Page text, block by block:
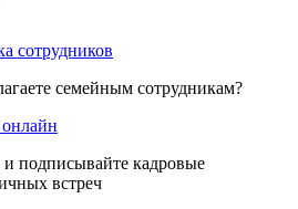
сотрудников
семейным сотрудникам?
и подписывайте кадровые
встреч